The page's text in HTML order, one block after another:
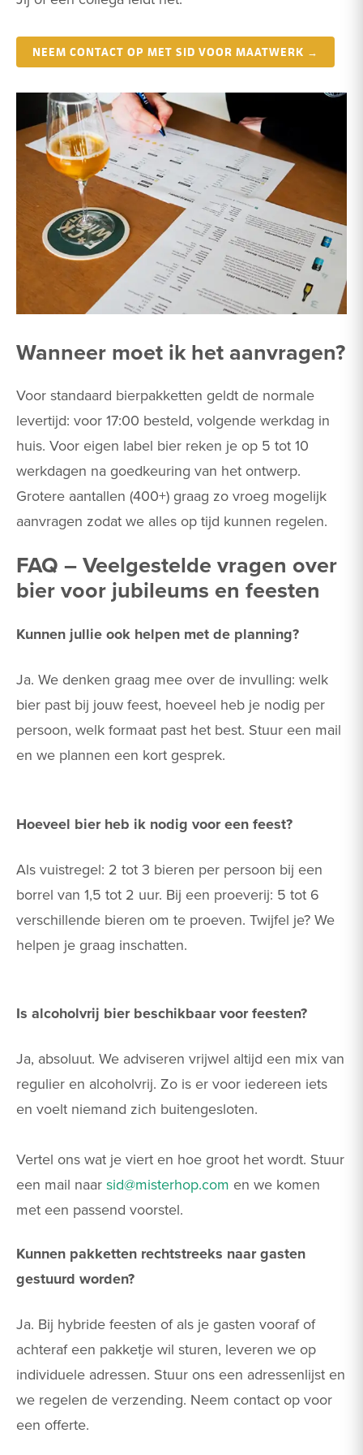
NEEM CONTACT OP MET SID VOOR MAATWERK →
Wanneer moet ik het aanvragen?
Voor standaard bierpakketten geldt de normale
levertijd: voor 17:00 besteld, volgende werkdag in
huis. Voor eigen label bier reken je op 5 tot 10
werkdagen na goedkeuring van het ontwerp.
Grotere aantallen (400+) graag zo vroeg mogelijk
aanvragen zodat we alles op tijd kunnen regelen.
FAQ – Veelgestelde vragen over
bier voor jubileums en feesten
Kunnen jullie ook helpen met de planning?
Ja. We denken graag mee over de invulling: welk
bier past bij jouw feest, hoeveel heb je nodig per
persoon, welk formaat past het best. Stuur een mail
en we plannen een kort gesprek.
Hoeveel bier heb ik nodig voor een feest?
Als vuistregel: 2 tot 3 bieren per persoon bij een
borrel van 1,5 tot 2 uur. Bij een proeverij: 5 tot 6
verschillende bieren om te proeven. Twijfel je? We
helpen je graag inschatten.
Is alcoholvrij bier beschikbaar voor feesten?
Ja, absoluut. We adviseren vrijwel altijd een mix van
regulier en alcoholvrij. Zo is er voor iedereen iets
en voelt niemand zich buitengesloten.
Vertel ons wat je viert en hoe groot het wordt. Stuur
een mail naar sid@misterhop.com en we komen
met een passend voorstel.
Kunnen pakketten rechtstreeks naar gasten
gestuurd worden?
Ja. Bij hybride feesten of als je gasten vooraf of
achteraf een pakketje wil sturen, leveren we op
individuele adressen. Stuur ons een adressenlijst en
we regelen de verzending. Neem contact op voor
een offerte.